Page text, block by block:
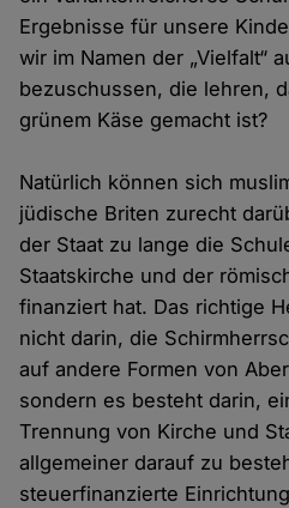
Ergebnisse für unsere
wir im Namen der „Vielfalt“
bezuschussen, die lehren,
grünem Käse gemacht ist?
Natürlich können sich
jüdische Briten zurecht
der Staat zu lange die
Staatskirche und der
finanziert hat. Das richtige
nicht darin, die
auf andere Formen von
sondern es besteht darin,
Trennung von Kirche und
allgemeiner darauf zu
steuerfinanzierte